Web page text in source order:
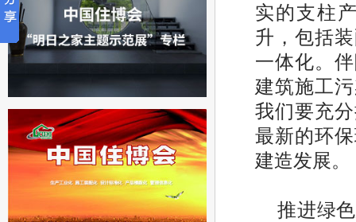
实的支柱
升，包括
一体化。
建筑施工
我们要充
最新的环
建造发展。
推进绿